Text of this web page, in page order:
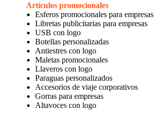
Artículos promocionales
Esferos promocionales para empresas
Libretas publicitarias para empresas
USB con logo
Botellas personalizadas
Antiestres con logo
Maletas promocionales
Llaveros con logo
Paraguas personalizados
Accesorios de viaje corporativos
Gorras para empresas
Altavoces con logo